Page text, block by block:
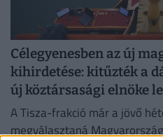
Célegyenesben az új
kihirdetése: kitűzték a
új köztársasági elnöke
A Tisza-frakció már a jövő
megválasztaná